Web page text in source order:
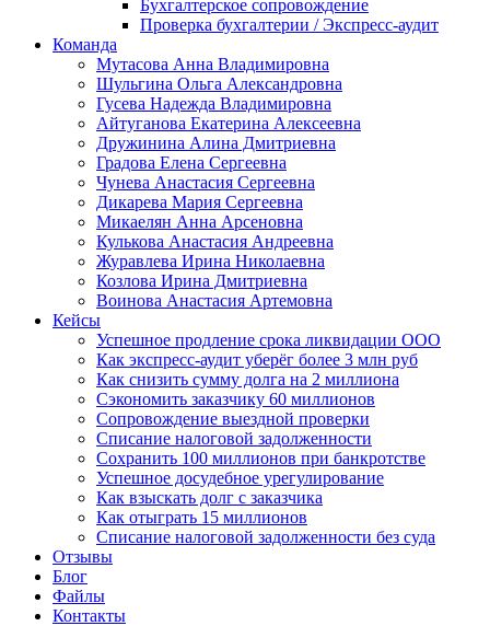
Бухгалтерское сопровождение
Проверка бухгалтерии / Экспресс-аудит
Команда
Мутасова Анна Владимировна
Шульгина Ольга Александровна
Гусева Надежда Владимировна
Айтуганова Екатерина Алексеевна
Дружинина Алина Дмитриевна
Градова Елена Сергеевна
Чунева Анастасия Сергеевна
Дикарева Мария Сергеевна
Микаелян Анна Арсеновна
Кулькова Анастасия Андреевна
Журавлева Ирина Николаевна
Козлова Ирина Дмитриевна
Воинова Анастасия Артемовна
Кейсы
Успешное продление срока ликвидации ООО
Как экспресс-аудит уберёг более 3 млн руб
Как снизить сумму долга на 2 миллиона
Сэкономить заказчику 60 миллионов
Сопровождение выездной проверки
Списание налоговой задолженности
Сохранить 100 миллионов при банкротстве
Успешное досудебное урегулирование
Как взыскать долг с заказчика
Как отыграть 15 миллионов
Списание налоговой задолженности без суда
Отзывы
Блог
Файлы
Контакты